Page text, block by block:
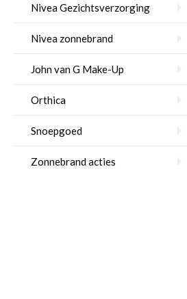
Nivea Gezichtsverzorging
Nivea zonnebrand
John van G Make-Up
Orthica
Snoepgoed
Zonnebrand acties